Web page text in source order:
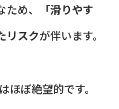
め、
「滑りやす
リスクが伴います。
ほぼ絶望的です。